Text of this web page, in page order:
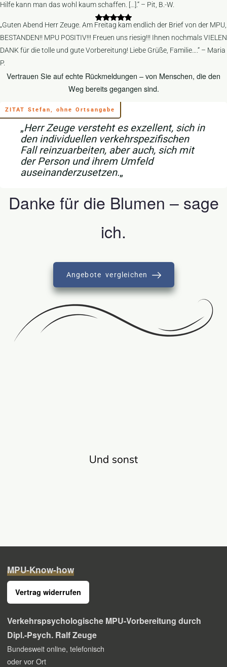
Hilfe kann man das wohl kaum schaffen. […].“ – Pit, B.-W.
„Guten Abend Herr Zeuge. Am Freitag kam endlich der Brief von der MPU,
BESTANDEN!! MPU POSITIV!!! Freuen uns riesig!!! Ihnen nochmals VIELEN
DANK für die tolle und gute Vorbereitung! Liebe Grüße, Familie….“ – Maria
P.
Vertrauen Sie auf echte Rückmeldungen – von Menschen, die den
Weg bereits gegangen sind.
„Herr Zeuge versteht es exzellent, sich in
den individuellen verkehrspezifischen
Fall reinzuarbeiten, aber auch, sich mit
der Person und ihrem Umfeld
auseinanderzusetzen.„
ZITAT Stefan, ohne Ortsangabe
Danke für die Blumen – sage
ich.
Angebote vergleichen
MPU-Know-how
Vertrag widerrufen
Verkehrspsychologische MPU-Vorbereitung durch
Dipl.-Psych. Ralf Zeuge
Bundesweit online, telefonisch
oder vor Ort